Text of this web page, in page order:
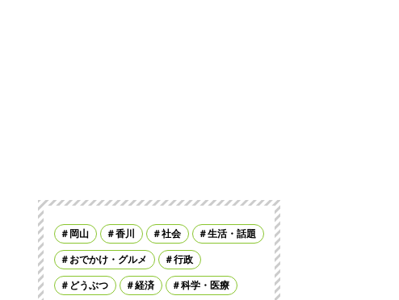
岡山 香川 社会 生活・話題
おでかけ・グルメ 行政
どうぶつ 経済 科学・医療